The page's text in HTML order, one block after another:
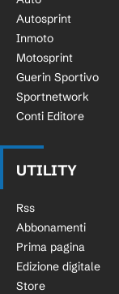
Autosprint
Inmoto
Motosprint
Guerin Sportivo
Sportnetwork
Conti Editore
UTILITY
Rss
Abbonamenti
Prima pagina
Edizione digitale
Store